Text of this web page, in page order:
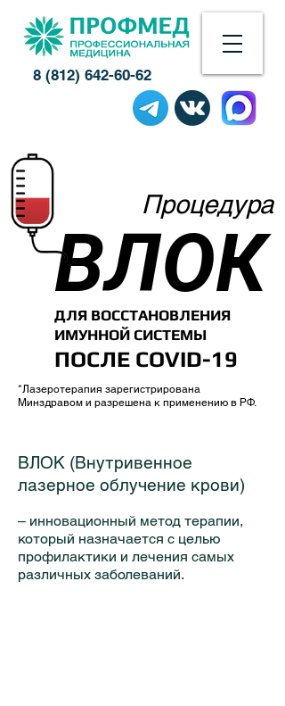
8 (812) 642-60-62
Процедура
ВЛОК
ДЛЯ ВОССТАНОВЛЕНИЯ
ИМУННОЙ СИСТЕМЫ
ПОСЛЕ COVID-19
*Лазеротерапия зарегистрирована
Минздравом и разрешена к применению в РФ.
ВЛОК (Внутривенное
лазерное облучение крови)
– инновационный метод терапии,
который назначается с целью
профилактики и лечения самых
различных заболеваний.